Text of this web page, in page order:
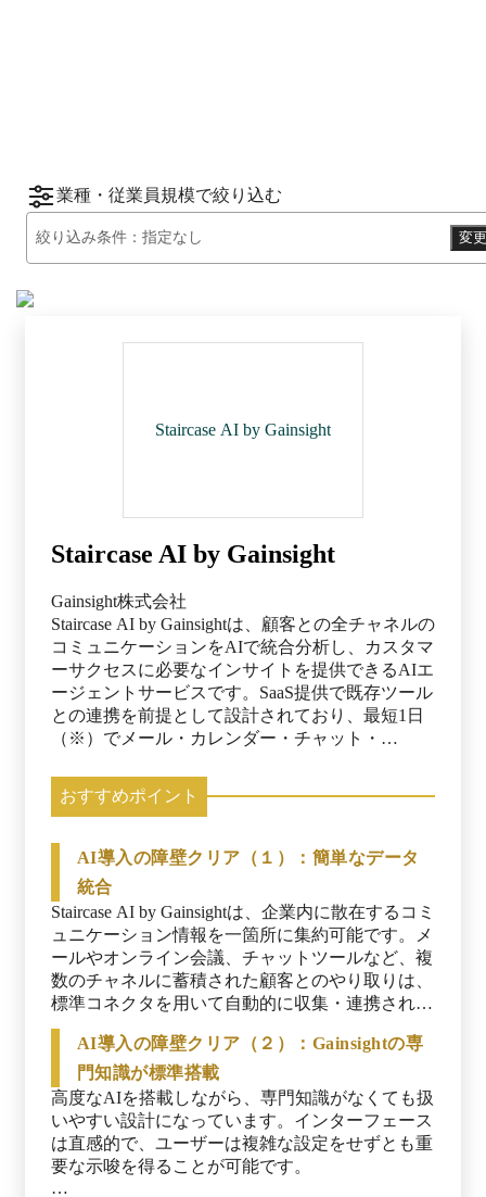
業種・従業員規模で絞り込む
絞り込み条件： 指定なし 変更
Staircase AI by Gainsight
Staircase AI by Gainsight
Gainsight株式会社
Staircase AI by Gainsightは、顧客との全チャネルの
コミュニケーションをAIで統合分析し、カスタマ
ーサクセスに必要なインサイトを提供できるAIエ
ージェントサービスです。SaaS提供で既存ツール
との連携を前提として設計されており、最短1日
（※）でメール・カレンダー・チャット・
準コネクタにより一元収集できます。 生成AI技
術を用いて日々の会話内容を自動解析し、顧客セ
どの指標をリアルタイムに算出します。重要な兆
候（解約リスクやアップセル機会）が検知される
と即座にアラートが発行され、Slack通知やダッ
シュボード上で全チームに共有可能です。 経営
層向けには専用のダッシュボードが用意され、各
顧客のヘルス状態やCS対応状況が一覧化されま
す。インサイトには分析根拠も明示されており、
AIの判断過程を透明化することでユーザーが納得
して意思決定に活用できる仕組みです。 ※出
典：Gainsight株式会社 プレスリリース（2025年11
月7日閲覧）
おすすめポイント
AI導入の障壁クリア（１）：簡単なデータ
統合
Staircase AI by Gainsightは、企業内に散在するコミ
ュニケーション情報を一箇所に集約可能です。メ
ールやオンライン会議、チャットツールなど、複
数のチャネルに蓄積された顧客とのやり取りは、
標準コネクタを用いて自動的に収集・連携されま
す。
手作業でデータを集める必要がなく、導入は最短
1日（※）で完了します。こうして統合された情
報基盤上でAI分析が行われ、チャーン兆候の見逃
しを防ぐ体制が構築されます。
分析結果はSlackと連携したリアルタイム通知で
AI導入の障壁クリア（２）：Gainsightの専
門知識が標準搭載
高度なAIを搭載しながら、専門知識がなくても扱
いやすい設計になっています。インターフェース
は直感的で、ユーザーは複雑な設定をせずとも重
要な示唆を得ることが可能です。